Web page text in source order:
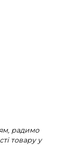
радимо
товару у